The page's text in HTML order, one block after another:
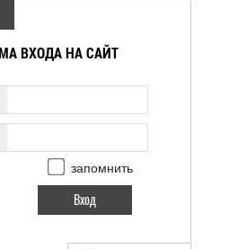
ВХОДА НА САЙТ
запомнить